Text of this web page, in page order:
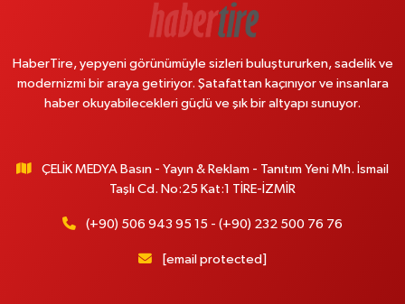
HaberTire, yepyeni görünümüyle sizleri buluştururken, sadelik ve
modernizmi bir araya getiriyor. Şatafattan kaçınıyor ve insanlara
haber okuyabilecekleri güçlü ve şık bir altyapı sunuyor.
ÇELİK MEDYA Basın - Yayın & Reklam - Tanıtım Yeni Mh. İsmail
Taşlı Cd. No:25 Kat:1 TİRE-İZMİR
(+90) 506 943 95 15 - (+90) 232 500 76 76
[email protected]